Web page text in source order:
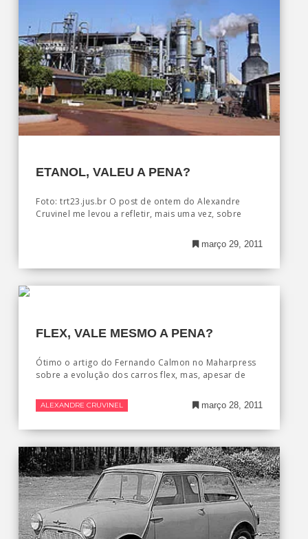
ETANOL, VALEU A PENA?
Foto: trt23.jus.br O post de ontem do Alexandre
Cruvinel me levou a refletir, mais uma vez, sobre
março 29, 2011
FLEX, VALE MESMO A PENA?
Ótimo o artigo do Fernando Calmon no Maharpress
sobre a evolução dos carros flex, mas, apesar de
ALEXANDRE CRUVINEL março 28, 2011